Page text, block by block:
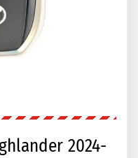
2024-